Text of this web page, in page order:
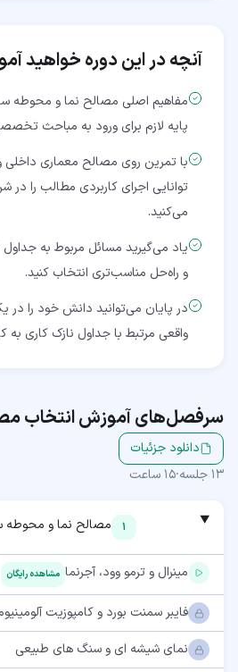
آنچه در این دوره خواهید
مفاهیم اصلی مصالح نما و محوطه
پایه لازم برای ورود به مباحث
با تمرین روی مصالح معماری داخلی
توانایی اجرای کاربردی مطالب را در
می‌کنید.
یاد می‌گیرید مسائل مربوط به جداول
و راه‌حل مناسب‌تری انتخاب کنید.
در پایان می‌توانید دانش خود را در
واقعی مرتبط با جداول نازک کاری به
سرفصل‌های آموزشانتخاب
دانلود جزئیات
13 جلسه·15 ساعت
1 مصالح نما و محوطه
مینرال و ترمو وود، آجرنما مشاهده رایگان
فایبر سمنت بورد و کامپوزیت
نمای شیشه ای و سنگ های طبیعی